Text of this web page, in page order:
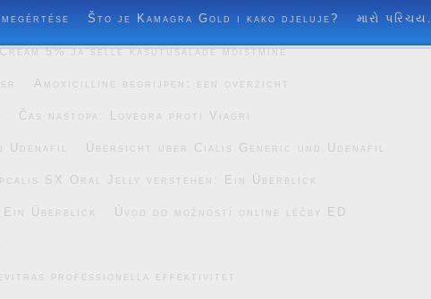
Što je Kamagra Gold i kako djeluje? મારો પરિચય.
5% ja selle kasutusalade mõistmine
Amoxicilline begrijpen: een overzicht
Čas nastopa: Lovegra proti Viagri
Udenafil Übersicht über Cialis Generic und Udenafil
SX Oral Jelly verstehen: Ein Überblick
Überblick Úvod do možností online léčby ED
professionella effektivitet